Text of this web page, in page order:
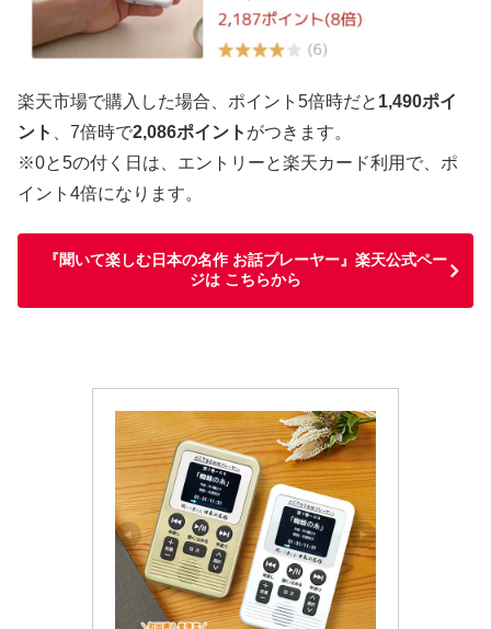
楽天市場で購入した場合、ポイント5倍時だと 1,490ポイ
ント
、7倍時で2,086ポイント がつきます。
※0と5の付く日は、エントリーと楽天カード利用で、ポ
イント4倍になります。
『聞いて楽しむ日本の名作 お話プレーヤー』楽天公式ペー
ジは こちらから